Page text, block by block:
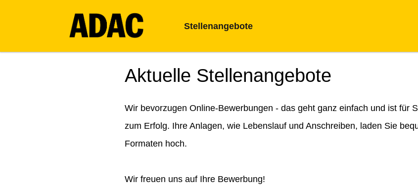
Stellenangebote
Aktuelle Stellenangebote
Wir bevorzugen Online-Bewerbungen - das geht ganz einfach und ist für
zum Erfolg. Ihre Anlagen, wie Lebenslauf und Anschreiben, laden Sie
Formaten hoch.
Wir freuen uns auf Ihre Bewerbung!